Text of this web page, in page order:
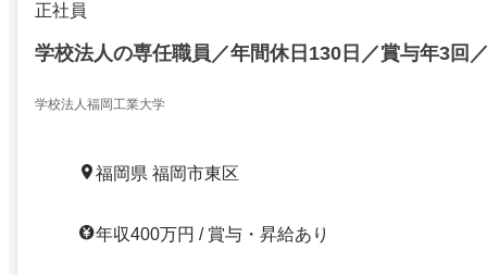
正社員
学校法人の専任職員／年間休日130日／賞与年3回
学校法人福岡工業大学
福岡県 福岡市東区
年収400万円 / 賞与・昇給あり